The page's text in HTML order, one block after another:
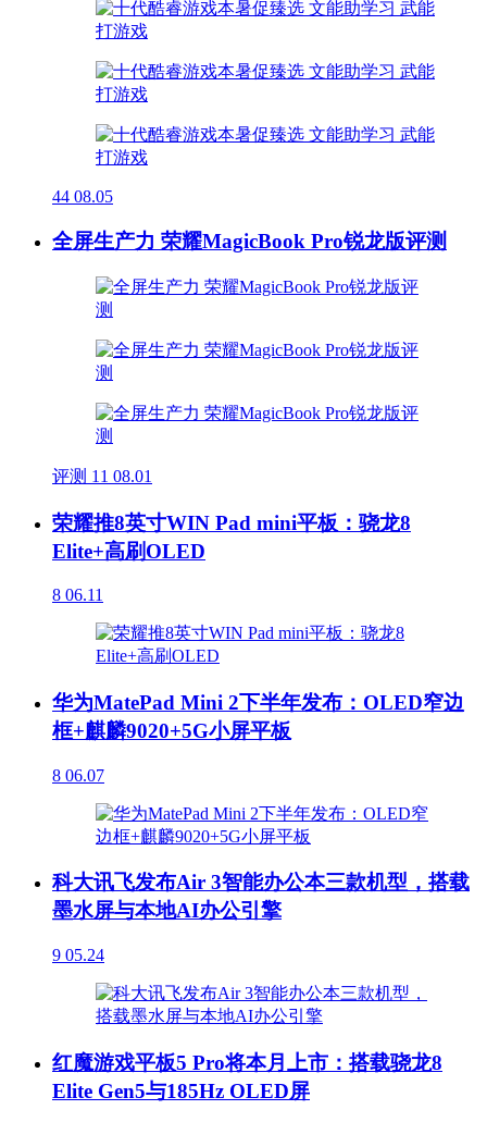
44 08.05
全屏生产力 荣耀MagicBook Pro锐龙版评测
评测 11 08.01
荣耀推8英寸WIN Pad mini平板：骁龙8
Elite+高刷OLED
8 06.11
华为MatePad Mini 2下半年发布：OLED窄边
框+麒麟9020+5G小屏平板
8 06.07
科大讯飞发布Air 3智能办公本三款机型，搭载
墨水屏与本地AI办公引擎
9 05.24
红魔游戏平板5 Pro将本月上市：搭载骁龙8
Elite Gen5与185Hz OLED屏